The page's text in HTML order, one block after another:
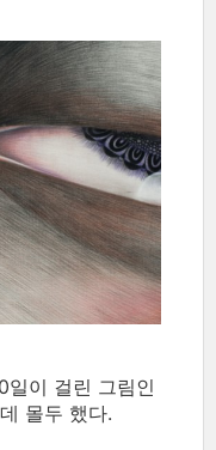
일이 걸린 그림인
몰두 했다.